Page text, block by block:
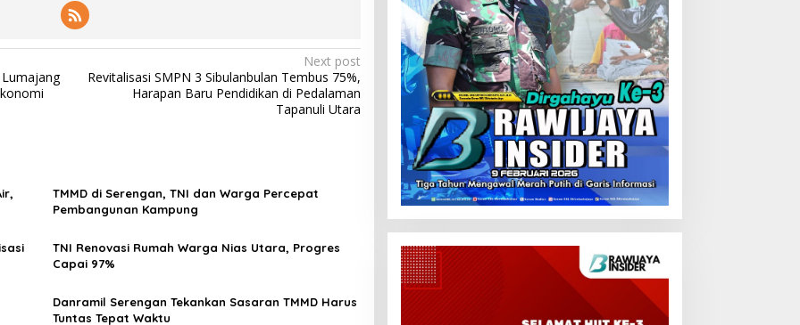
Next post
Revitalisasi SMPN 3 Sibulanbulan Tembus 75%,
Harapan Baru Pendidikan di Pedalaman
Tapanuli Utara
TMMD di Serengan, TNI dan Warga Percepat
Pembangunan Kampung
TNI Renovasi Rumah Warga Nias Utara, Progres
Capai 97%
Danramil Serengan Tekankan Sasaran TMMD Harus
Tuntas Tepat Waktu